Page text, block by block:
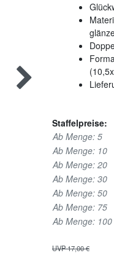
Staffelpreise:
Ab Menge: 5
Ab Menge: 10
Ab Menge: 20
Ab Menge: 30
Ab Menge: 50
Ab Menge: 75
Ab Menge: 100
UVP 17,00 €